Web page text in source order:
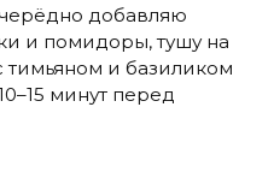
добавляю
и помидоры, тушу на
и базиликом
минут перед